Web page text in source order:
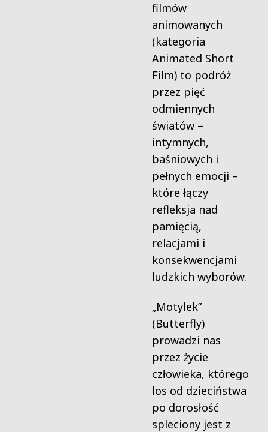
filmów
animowanych
(kategoria
Animated Short
Film) to podróż
przez pięć
odmiennych
światów –
intymnych,
baśniowych i
pełnych emocji –
które łączy
refleksja nad
pamięcią,
relacjami i
konsekwencjami
ludzkich wyborów.
„Motylek”
(Butterfly)
prowadzi nas
przez życie
człowieka, którego
los od dzieciństwa
po dorosłość
spleciony jest z